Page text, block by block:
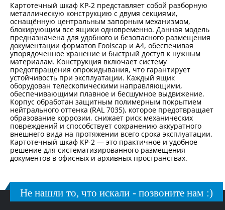
Картотечный шкаф КР-2 представляет собой разборную
металлическую конструкцию с двумя секциями,
оснащённую центральным запорным механизмом,
блокирующим все ящики одновременно. Данная модель
предназначена для удобного и безопасного размещения
документации форматов Foolscap и A4, обеспечивая
упорядоченное хранение и быстрый доступ к нужным
материалам. Конструкция включает систему
предотвращения опрокидывания, что гарантирует
устойчивость при эксплуатации. Каждый ящик
оборудован телескопическими направляющими,
обеспечивающими плавное и бесшумное выдвижение.
Корпус обработан защитным полимерным покрытием
нейтрального оттенка (RAL 7035), которое предотвращает
образование коррозии, снижает риск механических
повреждений и способствует сохранению аккуратного
внешнего вида на протяжении всего срока эксплуатации.
Картотечный шкаф КР-2 — это практичное и удобное
решение для систематизированного размещения
документов в офисных и архивных пространствах.
Не нашли то, что искали - позвоните нам :)